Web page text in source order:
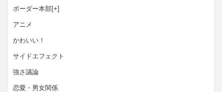
ボーダー本部[+]
アニメ
かわいい！
サイドエフェクト
強さ議論
恋愛・男女関係